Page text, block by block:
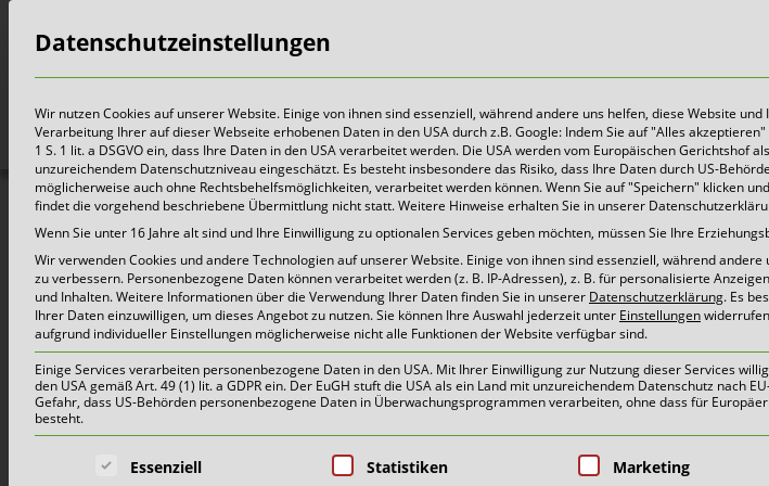
Bürger
Heute für
Aktuelles |
Herzlich willkommen im Team
3. August 2026 |Aktuelles
Datenschutzeinstellungen
Wir nutzen Cookies auf unserer Website. Einige von ihnen sind essenziell, während andere uns helfen, diese Website
Verarbeitung Ihrer auf dieser Webseite erhobenen Daten in den USA durch z.B. Google: Indem Sie auf "Alles
1 S. 1 lit. a DSGVO ein, dass Ihre Daten in den USA verarbeitet werden. Die USA werden vom Europäischen Gerichtshof
unzureichendem Datenschutzniveau eingeschätzt. Es besteht insbesondere das Risiko, dass Ihre Daten durch US-
möglicherweise auch ohne Rechtsbehelfsmöglichkeiten, verarbeitet werden können. Wenn Sie auf "Speichern" klicken
findet die vorgehend beschriebene Übermittlung nicht statt. Weitere Hinweise erhalten Sie in unserer
Wenn Sie unter 16 Jahre alt sind und Ihre Einwilligung zu optionalen Services geben möchten, müssen Sie Ihre
Wir verwenden Cookies und andere Technologien auf unserer Website. Einige von ihnen sind essenziell, während
zu verbessern. Personenbezogene Daten können verarbeitet werden (z. B. IP-Adressen), z. B. für personalisierte
und Inhalten.Weitere Informationen über die Verwendung Ihrer Daten finden Sie in unserer Datenschutzerklärung. Es
Ihrer Daten einzuwilligen, um dieses Angebot zu nutzen.Sie können Ihre Auswahl jederzeit unter Einstellungen
aufgrund individueller Einstellungen möglicherweise nicht alle Funktionen der Website verfügbar sind.
Einige Services verarbeiten personenbezogene Daten in den USA. Mit Ihrer Einwilligung zur Nutzung dieser Services
den USA gemäß Art. 49 (1) lit. a GDPR ein. Der EuGH stuft die USA als ein Land mit unzureichendem Datenschutz nach
Gefahr, dass US-Behörden personenbezogene Daten in Überwachungsprogrammen verarbeiten, ohne dass für
besteht.
Es folgt eine Liste der Service-Gruppen, für die eine
Essenziell Statistiken Marketing